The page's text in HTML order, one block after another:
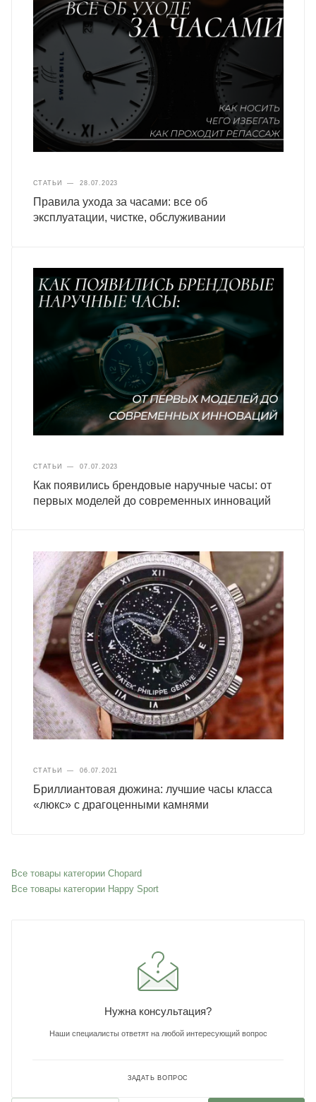
СТАТЬИ — 28.07.2023
Правила ухода за часами: все об
эксплуатации, чистке, обслуживании
СТАТЬИ — 07.07.2023
Как появились брендовые наручные часы: от
первых моделей до современных инноваций
СТАТЬИ — 06.07.2021
Бриллиантовая дюжина: лучшие часы класса
«люкс» с драгоценными камнями
Все товары категории Chopard
Все товары категории Happy Sport
Нужна консультация?
Наши специалисты ответят на любой интересующий вопрос
ЗАДАТЬ ВОПРОС